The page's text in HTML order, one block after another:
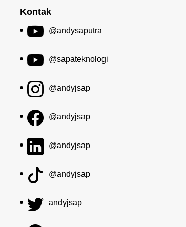
Kontak
@andysaputra
@sapateknologi
@andyjsap
@andyjsap
@andyjsap
@andyjsap
andyjsap